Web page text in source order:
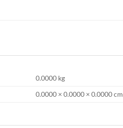
0.0000 kg
0.0000 × 0.0000 × 0.0000 cm